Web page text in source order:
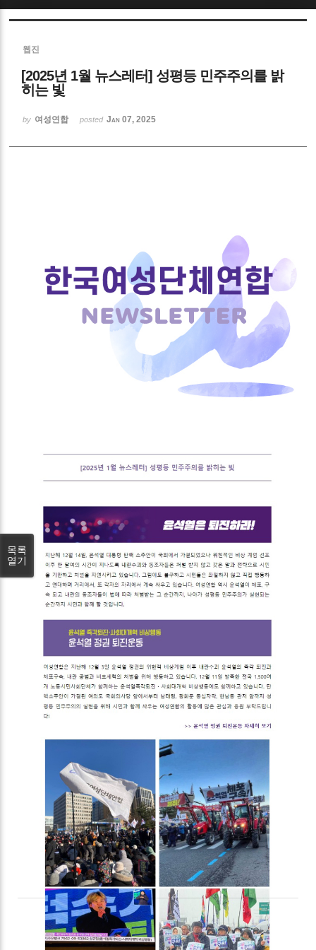
웹진
[2025년 1월 뉴스레터] 성평등 민주주의를 밝
히는 빛
by 여성연합 posted Jan 07, 2025
목록
열기
Sketchbook5, 스케치북5
Sketchbook5, 스케치북5